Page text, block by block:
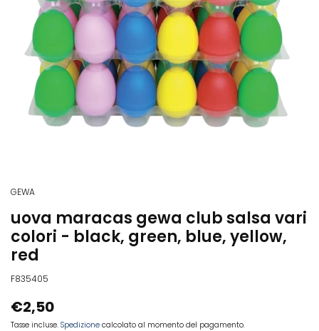
GEWA
uova maracas gewa club salsa vari
colori - black, green, blue, yellow,
red
F835405
€2,50
Tasse incluse. Spedizione calcolato al momento del pagamento.